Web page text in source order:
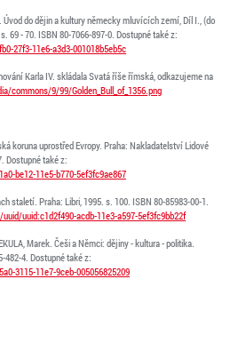
Úvod do dějin a kultury německy mluvících zemí, Díl I., (do
69 - 70. ISBN 80-7066-897-0. Dostupné také z:
27f3-11e6-a3d3-001018b5eb5c
Karla IV. skládala Svatá říše římská, odkazujeme na
commons/9/99/Golden_Bull_of_1356.png
koruna uprostřed Evropy. Praha: Nakladatelství Lidové
Dostupné také z:
be12-11e5-b770-5ef3fc9ae867
staletí. Praha: Libri, 1995. s. 100. ISBN 80-85983-00-1.
uuid:c1d2f490-acdb-11e3-a597-5ef3fc9bb22f
Marek. Češi a Němci: dějiny - kultura - politika.
482-4. Dostupné také z:
3115-11e7-9ceb-005056825209